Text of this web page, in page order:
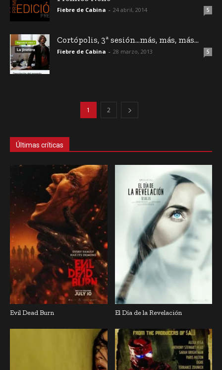
Fiebre de Cabina - 24 abril, 2014 5
Cortópolis, 3ª sesión…más, más, más…
Fiebre de Cabina - 28 marzo, 2013 5
1 2
Últimas críticas
Evil Dead Burn El Día de la Revelación